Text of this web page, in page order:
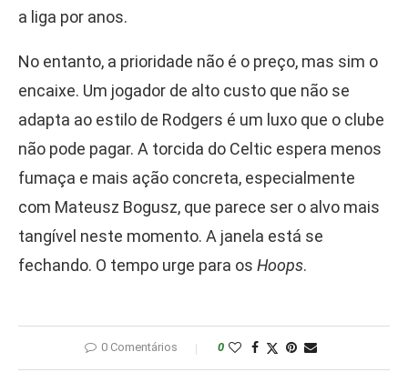
a liga por anos.
No entanto, a prioridade não é o preço, mas sim o
encaixe. Um jogador de alto custo que não se
adapta ao estilo de Rodgers é um luxo que o clube
não pode pagar. A torcida do Celtic espera menos
fumaça e mais ação concreta, especialmente
com Mateusz Bogusz, que parece ser o alvo mais
tangível neste momento. A janela está se
fechando. O tempo urge para os Hoops.
0 Comentários 0